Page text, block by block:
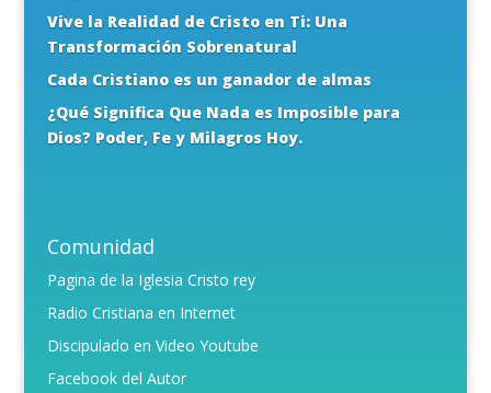
Vive la Realidad de Cristo en Ti: Una
Transformación Sobrenatural
Cada Cristiano es un ganador de almas
¿Qué Significa Que Nada es Imposible para
Dios? Poder, Fe y Milagros Hoy.
Comunidad
Pagina de la Iglesia Cristo rey
Radio Cristiana en Internet
Discipulado en Video Youtube
Facebook del Autor